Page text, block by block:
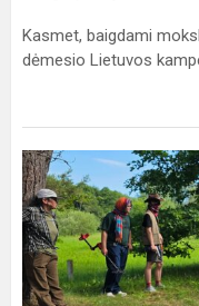
Kasmet, baigdami
dėmesio Lietuvos
Miško
žygis
–
stovyklos
uždarymas